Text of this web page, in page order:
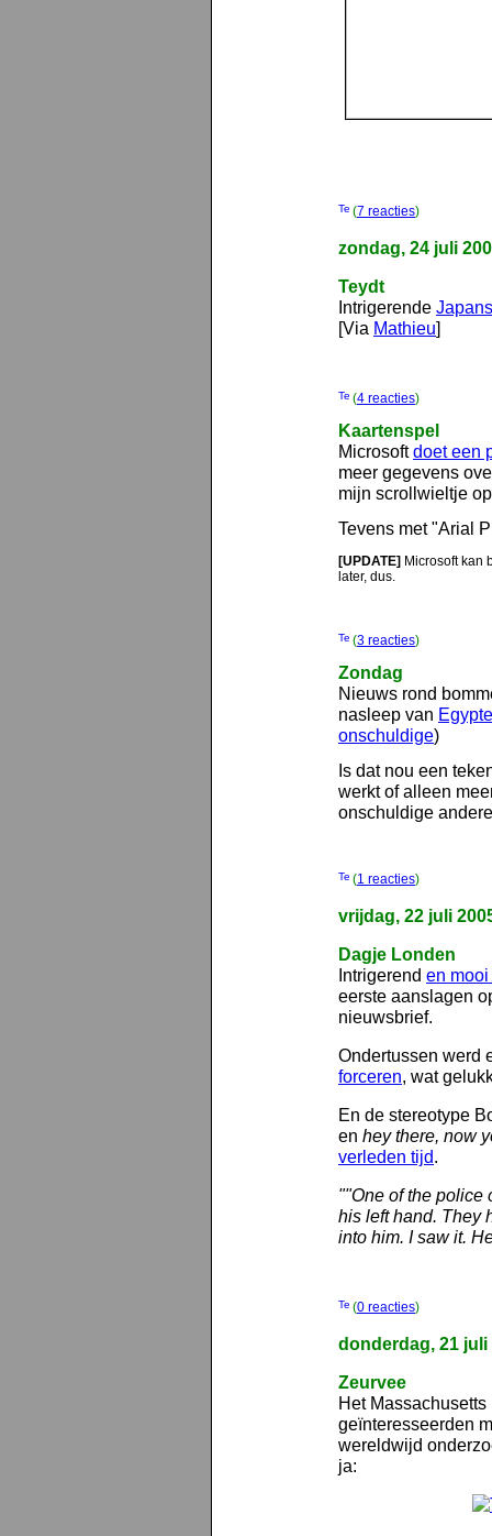
(7 reacties)
zondag, 24 juli
Teydt
Intrigerende
[Via Mathieu]
(4 reacties)
Kaartenspel
Microsoftdoet een
meer gegevens
mijn scrollwieltje
Tevens met "Arial
[UPDATE] Microsoft kan
later, dus.
(3 reacties)
Zondag
Nieuws rond
nasleep van Egypte
onschuldige)
Is dat nou een
werkt of alleen
onschuldige
(1 reacties)
vrijdag, 22 juli
Dagje Londen
Intrigerend en
eerste aanslagen
nieuwsbrief.
Ondertussen werd
forceren, wat
En de stereotype
en hey there, now
verleden tijd.
""One of the police
his left hand. They
into him. I saw it.
(0 reacties)
donderdag, 21 juli
Zeurvee
Het
geïnteresseerden
wereldwijd
ja: